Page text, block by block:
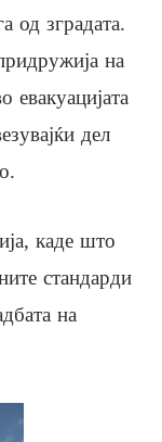
од зградата.
на
евакуацијата
дел
каде што
стандарди
на